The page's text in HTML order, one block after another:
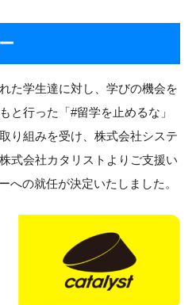
た学生達に対し、学びの機会を
と行った「#留学を止めるな」
り組みを受け、株式会社システ
式会社カタリストよりご支援い
への就任が決定いたしました。